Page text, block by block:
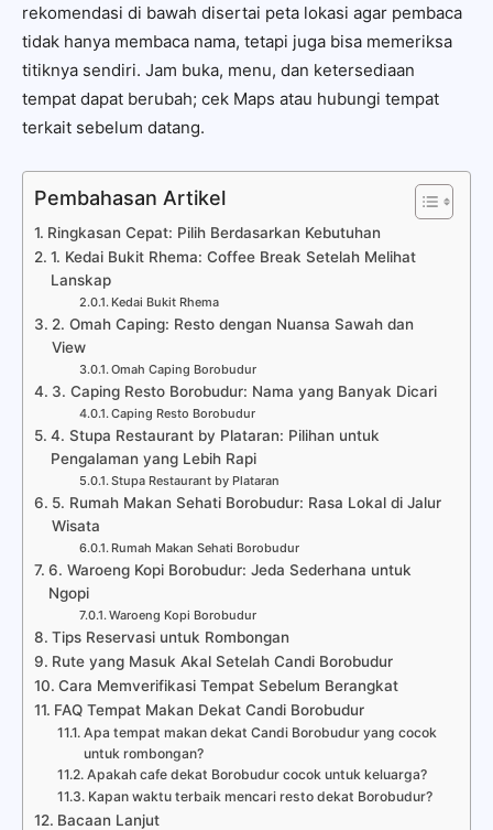
rekomendasi di bawah disertai peta lokasi agar pembaca
tidak hanya membaca nama, tetapi juga bisa memeriksa
titiknya sendiri. Jam buka, menu, dan ketersediaan
tempat dapat berubah; cek Maps atau hubungi tempat
terkait sebelum datang.
Pembahasan Artikel
Ringkasan Cepat: Pilih Berdasarkan Kebutuhan
1. Kedai Bukit Rhema: Coffee Break Setelah Melihat
Lanskap
Kedai Bukit Rhema
2. Omah Caping: Resto dengan Nuansa Sawah dan
View
Omah Caping Borobudur
3. Caping Resto Borobudur: Nama yang Banyak Dicari
Caping Resto Borobudur
4. Stupa Restaurant by Plataran: Pilihan untuk
Pengalaman yang Lebih Rapi
Stupa Restaurant by Plataran
5. Rumah Makan Sehati Borobudur: Rasa Lokal di Jalur
Wisata
Rumah Makan Sehati Borobudur
6. Waroeng Kopi Borobudur: Jeda Sederhana untuk
Ngopi
Waroeng Kopi Borobudur
Tips Reservasi untuk Rombongan
Rute yang Masuk Akal Setelah Candi Borobudur
Cara Memverifikasi Tempat Sebelum Berangkat
FAQ Tempat Makan Dekat Candi Borobudur
Apa tempat makan dekat Candi Borobudur yang cocok
untuk rombongan?
Apakah cafe dekat Borobudur cocok untuk keluarga?
Kapan waktu terbaik mencari resto dekat Borobudur?
Bacaan Lanjut